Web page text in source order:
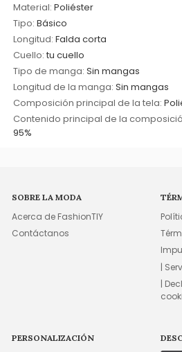
Material: Poliéster
Tipo: Básico
Longitud: Falda corta
Cuello: tu cuello
Tipo de manga: Sin mangas
Longitud de la manga: Sin mangas
Composición principal de la tela:
Contenido principal de la
95%
SOBRE LA MODA
Acerca de FashionTIY
Contáctanos
|
|
PERSONALIZACIÓN